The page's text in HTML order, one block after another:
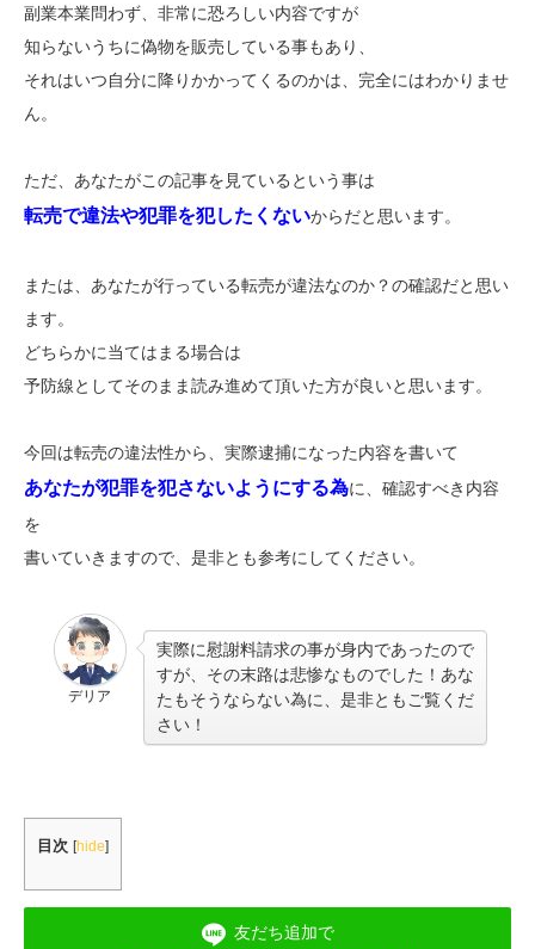
副業本業問わず、非常に恐ろしい内容ですが
知らないうちに偽物を販売している事もあり、
それはいつ自分に降りかかってくるのかは、完全にはわかりませ
ん。
ただ、あなたがこの記事を見ているという事は
転売で違法や犯罪を犯したくないからだと思います。
または、あなたが行っている転売が違法なのか？の確認だと思い
ます。
どちらかに当てはまる場合は
予防線としてそのまま読み進めて頂いた方が良いと思います。
今回は転売の違法性から、実際逮捕になった内容を書いて
あなたが犯罪を犯さないようにする為に、確認すべき内容
を
書いていきますので、是非とも参考にしてください。
デリア
実際に慰謝料請求の事が身内であったので
すが、その末路は悲惨なものでした！あな
たもそうならない為に、是非ともご覧くだ
さい！
目次 [hide]
友だち追加で